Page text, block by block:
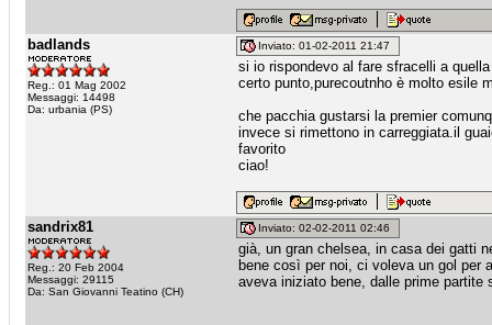
badlands
Reg.: 01 Mag 2002
Messaggi: 14498
Da: urbania (PS)
Inviato: 01-02-2011 21:47
si io rispondevo al fare sfracelli a
certo punto,purecoutnho è molto esile
che pacchia gustarsi la premier
invece si rimettono in carreggiata.il
favorito
ciao!
sandrix81
Reg.: 20 Feb 2004
Messaggi: 29115
Da: San Giovanni Teatino (CH)
Inviato: 02-02-2011 02:46
già, un gran chelsea, in casa dei gatti
bene così per noi, ci voleva un gol per
aveva iniziato bene, dalle prime partite